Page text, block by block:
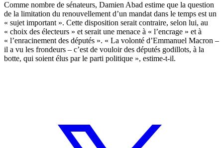
Comme nombre de sénateurs, Damien Abad estime que la question
de la limitation du renouvellement d’un mandat dans le temps est un
« sujet important ». Cette disposition serait contraire, selon lui, au
« choix des électeurs » et serait une menace à « l’encrage » et à
« l’enracinement des députés ». « La volonté d’Emmanuel Macron –
il a vu les frondeurs – c’est de vouloir des députés godillots, à la
botte, qui soient élus par le parti politique », estime-t-il.